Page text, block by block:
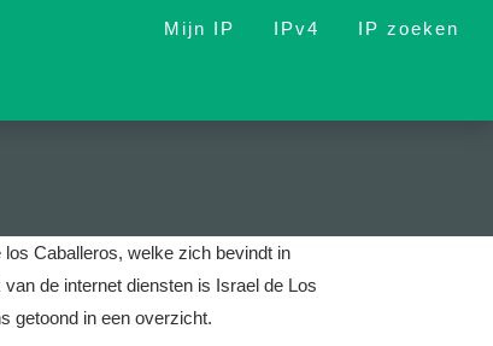
Mijn IP IPv4 IP zoeken
Caballeros, welke zich bevindt in
de internet diensten is Israel de Los
getoond in een overzicht.